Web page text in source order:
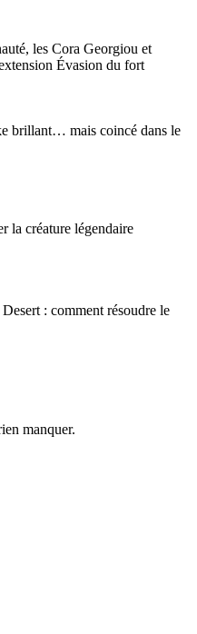
les Cora Georgiou et
Évasion du fort
brillant… mais coincé dans le
la créature légendaire
: comment résoudre le
manquer.